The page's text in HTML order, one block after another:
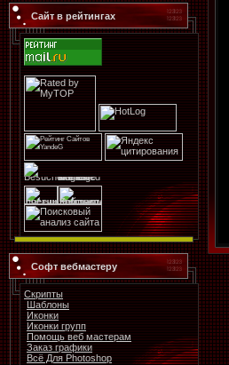
Сайт в рейтингах
Софт вебмастеру
Скрипты
Шаблоны
Иконки
Иконки групп
Помощь веб мастерам
Заказ графики
Всё Для Photoshop